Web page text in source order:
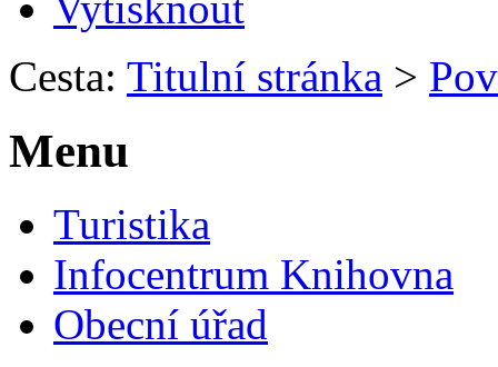
Cesta: Titulní stránka >
Menu
Turistika
Infocentrum Knihovna
Obecní úřad